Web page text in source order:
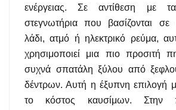
ενέργειας. Σε αντίθεση με
στεγνωτήρια που βασίζονται σε
λάδι, ατμό ή ηλεκτρικό ρεύμα,
χρησιμοποιεί μια πιο προσιτή
συχνά σπατάλη ξύλου από
δέντρων. Αυτή η έξυπνη επιλογή
το κόστος καυσίμων. Στην